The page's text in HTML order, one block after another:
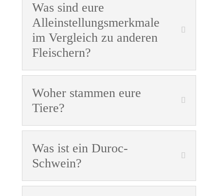
Was sind eure
Alleinstellungsmerkmale
im Vergleich zu anderen
Fleischern?
Woher stammen eure
Tiere?
Was ist ein Duroc-
Schwein?